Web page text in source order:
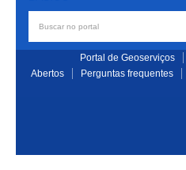
Portal de Geoserviços
Abertos
Perguntas frequentes